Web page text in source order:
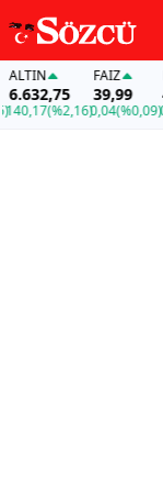
(%2,16)
FAİZ
39,99
0,04(%0,09)